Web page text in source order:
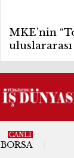
MKE’nin
tam not aldı
BORSA
CANLI